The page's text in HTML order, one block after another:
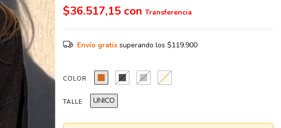
$36.517,15 con
Envío gratis superando los $119.900
COLOR
TALLE UNICO